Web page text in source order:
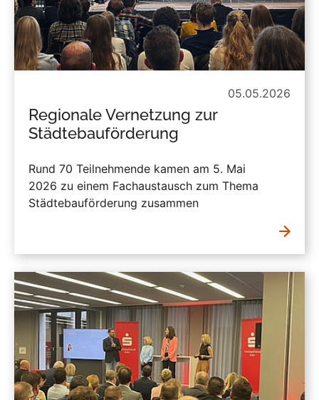
05.05.2026
Regionale Vernetzung zur
Städtebauförderung
Rund 70 Teilnehmende kamen am 5. Mai
2026 zu einem Fachaustausch zum Thema
Städtebauförderung zusammen